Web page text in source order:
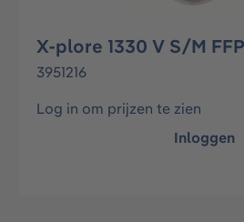
X-plore 1330 V S/M
3951216
Log in om prijzen te zien
Inloggen